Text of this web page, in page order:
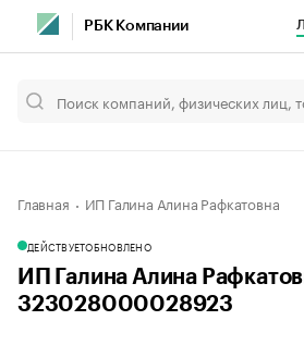
РБК Компании
Главная ИП Галина Алина Рафкатовна
ДЕЙСТВУЕТОБНОВЛЕНО
ИП Галина Алина
323028000028923